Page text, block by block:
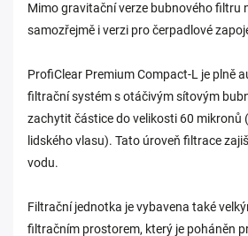
Mimo gravitační verze bubnového filtru
samozřejmě i verzi pro čerpadlové
ProfiClear Premium Compact-L je plně
filtrační systém s otáčivým sítovým
zachytit částice do velikosti 60 mikronů
lidského vlasu). Tato úroveň filtrace
vodu.
Filtrační jednotka je vybavena také
filtračním prostorem, který je poháněn